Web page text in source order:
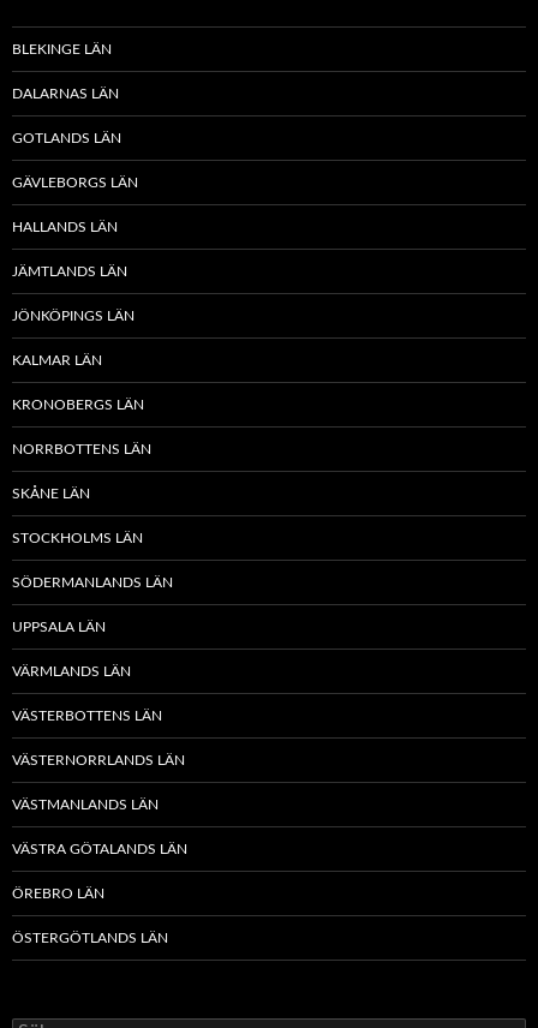
BLEKINGE LÄN
DALARNAS LÄN
GOTLANDS LÄN
GÄVLEBORGS LÄN
HALLANDS LÄN
JÄMTLANDS LÄN
JÖNKÖPINGS LÄN
KALMAR LÄN
KRONOBERGS LÄN
NORRBOTTENS LÄN
SKÅNE LÄN
STOCKHOLMS LÄN
SÖDERMANLANDS LÄN
UPPSALA LÄN
VÄRMLANDS LÄN
VÄSTERBOTTENS LÄN
VÄSTERNORRLANDS LÄN
VÄSTMANLANDS LÄN
VÄSTRA GÖTALANDS LÄN
ÖREBRO LÄN
ÖSTERGÖTLANDS LÄN